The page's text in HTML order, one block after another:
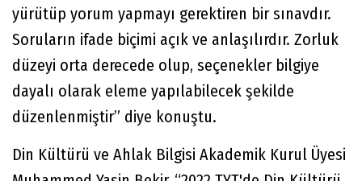
yürütüp yorum yapmayı gerektiren bir sınavdır.
Soruların ifade biçimi açık ve anlaşılırdır. Zorluk
düzeyi orta derecede olup, seçenekler bilgiye
dayalı olarak eleme yapılabilecek şekilde
düzenlenmiştir” diye konuştu.
Din Kültürü ve Ahlak Bilgisi Akademik Kurul Üyesi